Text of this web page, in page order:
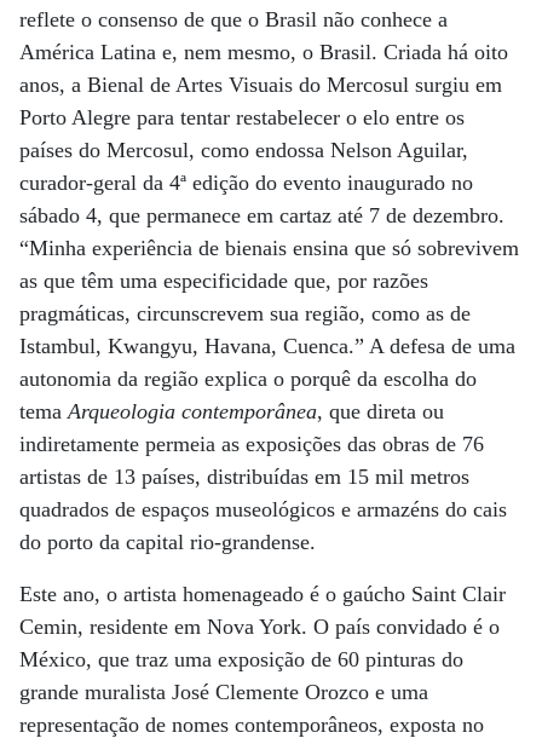
reflete o consenso de que o Brasil não conhece a
América Latina e, nem mesmo, o Brasil. Criada há oito
anos, a Bienal de Artes Visuais do Mercosul surgiu em
Porto Alegre para tentar restabelecer o elo entre os
países do Mercosul, como endossa Nelson Aguilar,
curador-geral da 4ª edição do evento inaugurado no
sábado 4, que permanece em cartaz até 7 de dezembro.
“Minha experiência de bienais ensina que só sobrevivem
as que têm uma especificidade que, por razões
pragmáticas, circunscrevem sua região, como as de
Istambul, Kwangyu, Havana, Cuenca.” A defesa de uma
autonomia da região explica o porquê da escolha do
temaArqueologia contemporânea, que direta ou
indiretamente permeia as exposições das obras de 76
artistas de 13 países, distribuídas em 15 mil metros
quadrados de espaços museológicos e armazéns do cais
do porto da capital rio-grandense.
Este ano, o artista homenageado é o gaúcho Saint Clair
Cemin, residente em Nova York. O país convidado é o
México, que traz uma exposição de 60 pinturas do
grande muralista José Clemente Orozco e uma
representação de nomes contemporâneos, exposta no